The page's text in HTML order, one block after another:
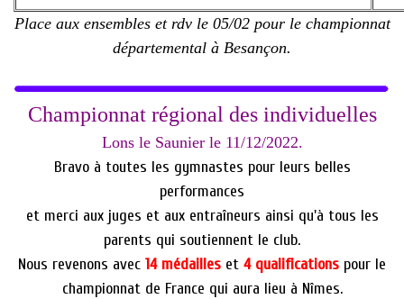
Place aux ensembles et rdv le 05/02 pour le championnat
départemental à Besançon.
Championnat régional des individuelles
Lons le Saunier le 11/12/2022.
Bravo à toutes les gymnastes pour leurs belles
performances
et merci aux juges et aux entraîneurs ainsi qu'à tous les
parents qui soutiennent le club.
Nous revenons avec 14 médailles et 4 qualifications pour le
championnat de France qui aura lieu à Nîmes.